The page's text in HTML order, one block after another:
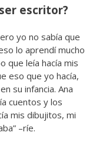
escritor?
yo no sabía que
lo aprendí mucho
que leía hacía mis
eso que yo hacía,
su infancia. Ana
cuentos y los
mis dibujitos, mi
–ríe.